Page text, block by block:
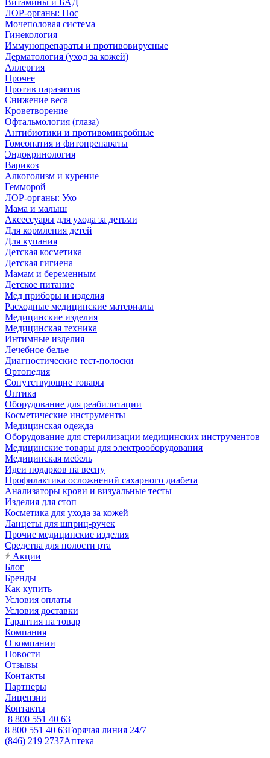
Витамины и БАД
ЛОР-органы: Нос
Мочеполовая система
Гинекология
Иммунопрепараты и противовирусные
Дерматология (уход за кожей)
Аллергия
Прочее
Против паразитов
Снижение веса
Кроветворение
Офтальмология (глаза)
Антибиотики и противомикробные
Гомеопатия и фитопрепараты
Эндокринология
Варикоз
Алкоголизм и курение
Гемморой
ЛОР-органы: Ухо
Мама и малыш
Аксессуары для ухода за детьми
Для кормления детей
Для купания
Детская косметика
Детская гигиена
Мамам и беременным
Детское питание
Мед приборы и изделия
Расходные медицинские материалы
Медицинские изделия
Медицинская техника
Интимные изделия
Лечебное белье
Диагностические тест-полоски
Ортопедия
Сопутствующие товары
Оптика
Оборудование для реабилитации
Косметические инструменты
Медицинская одежда
Оборудование для стерилизации медицинских инструментов
Медицинские товары для электрооборудования
Медицинская мебель
Идеи подарков на весну
Профилактика осложнений сахарного диабета
Анализаторы крови и визуальные тесты
Изделия для стоп
Косметика для ухода за кожей
Ланцеты для шприц-ручек
Прочие медицинские изделия
Средства для полости рта
Акции
Блог
Бренды
Как купить
Условия оплаты
Условия доставки
Гарантия на товар
Компания
О компании
Новости
Отзывы
Контакты
Партнеры
Лицензии
Контакты
8 800 551 40 63
8 800 551 40 63Горячая линия 24/7
(846) 219 2737Аптека